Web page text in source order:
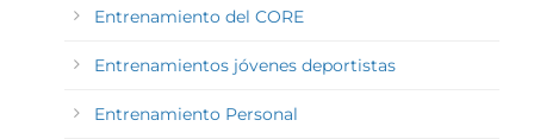
Entrenamiento del CORE
Entrenamientos jóvenes deportistas
Entrenamiento Personal